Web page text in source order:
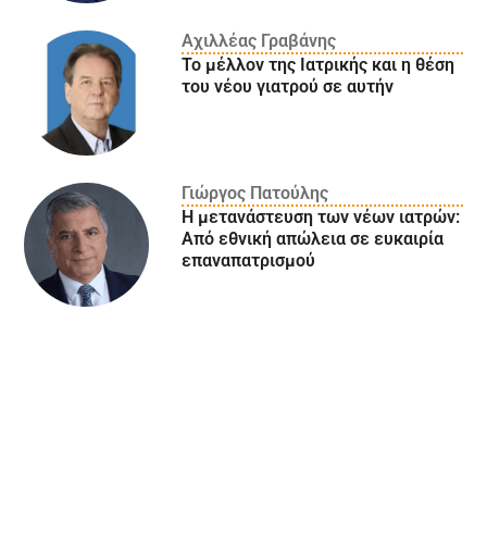
Αχιλλέας Γραβάνης
Το μέλλον της Ιατρικής και η θέση
του νέου γιατρού σε αυτήν
Γιώργος Πατούλης
Η μετανάστευση των νέων ιατρών:
Aπό εθνική απώλεια σε ευκαιρία
επαναπατρισμού